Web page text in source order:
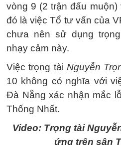
vòng 9 (2 trận đấu
đó là việc Tổ tư vấn của
chưa nên sử dụng
nhạy cảm này.
Việc trọng tài Nguyễn
10 không có nghĩa với
Đà Nẵng xác nhận mắc
Thống Nhất.
Video: Trọng tài
ứng trên sân